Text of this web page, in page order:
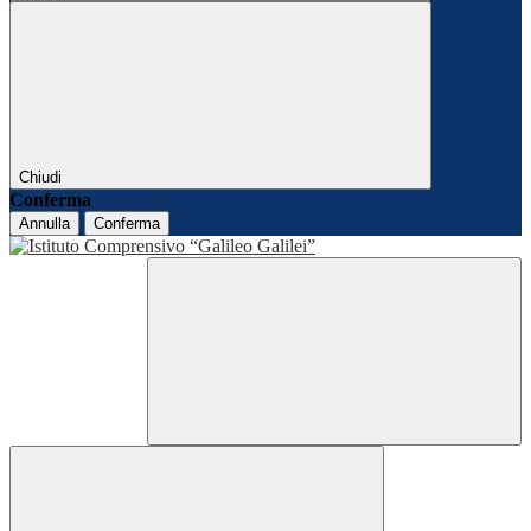
Chiudi
Conferma
Annulla Conferma